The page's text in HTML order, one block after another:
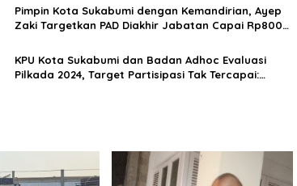
Pimpin Kota Sukabumi dengan Kemandirian, Ayep
Zaki Targetkan PAD Diakhir Jabatan Capai Rp800
KPU Kota Sukabumi dan Badan Adhoc Evaluasi
Pilkada 2024, Target Partisipasi Tak Tercapai: